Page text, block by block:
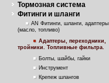
Тормозная система
Фитинги и шланги
AN Фитинги, шланги, адаптеры
(масло, топливо)
Адаптеры, переходники,
тройники. Топливные фильтра.
Болты, шайбы, гайки
Инструмент
Крепеж шлангов